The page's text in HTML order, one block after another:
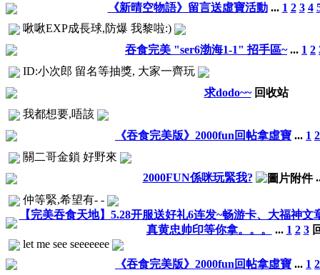
《新晴空物語》留言送虛寶活動 ... 1 2 3 4
啾啾EXP成長球,防爆 我黎啦:)
吞食完美 "ser6渤海1-1" 招手區~ ... 1 2
ID:小次郎 留名等抽獎, 大家一齊玩
求dodo~~ 回收站
我都想要,唔該
《吞食完美版》2000fun回帖拿虛寶 ... 1 2
關二哥金鎖 好野來
2000FUN係咪玩緊我?
仲等緊,希望有- -
【完美吞食天地】5.28开服送好礼6连发~畅游卡、大福神
真黄忠帅印等你拿。。。
... 1 2 3
let me see seeeeeee
《吞食完美版》2000fun回帖拿虛寶 ... 1 2